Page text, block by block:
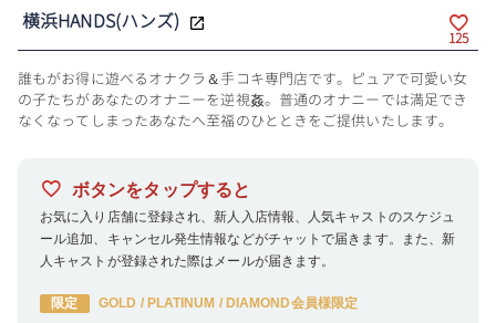
横浜HANDS(ハンズ)
125
誰もがお得に遊べるオナクラ＆手コキ専門店です。ピュアで可愛い女
の子たちがあなたのオナニーを逆視姦。普通のオナニーでは満足でき
なくなってしまったあなたへ至福のひとときをご提供いたします。
ボタンをタップすると
お気に入り店舗に登録され、新人入店情報、人気キャストのスケジュ
ール追加、キャンセル発生情報などがチャットで届きます。また、新
人キャストが登録された際はメールが届きます。
限定
GOLD / PLATINUM / DIAMOND会員様限定